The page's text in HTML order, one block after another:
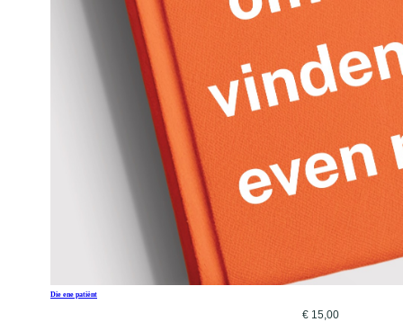
Die ene patiënt
€15,00